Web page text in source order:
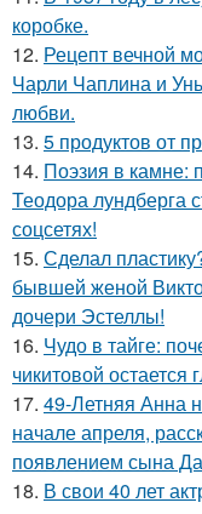
коробке.
12. Рецепт вечной
Чарли Чаплина и
любви.
13. 5 продуктов от
14. Поэзия в камне:
Теодора лундберга
соцсетях!
15. Сделал
бывшей женой
дочери Эстеллы!
16. Чудо в тайге:
чикитовой остается
17. 49-Летняя Анна
начале апреля,
появлением сына
18. В свои 40 лет